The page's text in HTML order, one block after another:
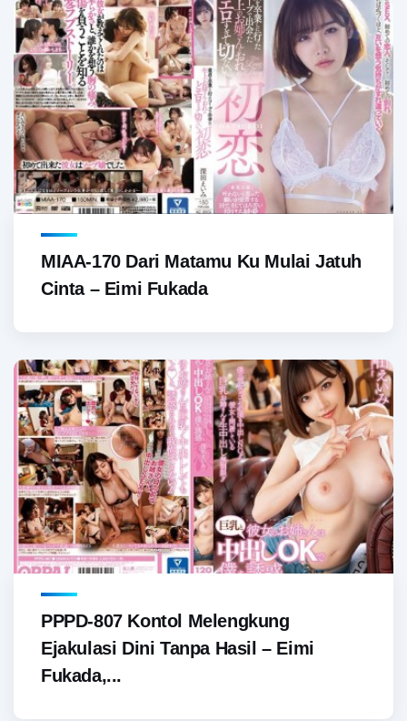
MIAA-170 Dari Matamu Ku Mulai Jatuh
Cinta – Eimi Fukada
PPPD-807 Kontol Melengkung
Ejakulasi Dini Tanpa Hasil – Eimi
Fukada,...